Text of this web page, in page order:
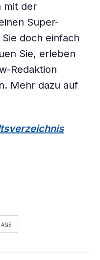
mit der
Super-
doch einfach
Sie, erleben
Redaktion
Mehr dazu auf